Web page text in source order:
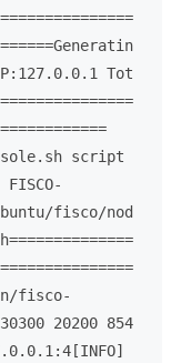
Tot
script
fisco/nod
fisco-
20200 854